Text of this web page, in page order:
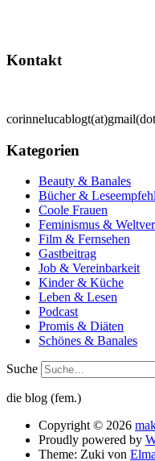
Kontakt
Kategorien
Beauty & Banales
Bücher &
Coole Frauen
Feminismus &
Film & Fernsehen
Gastbeitrag
Job & Vereinbarkeit
Kinder & Küche
Leben & Lesen
Podcast
Promis & Diäten
Schönes & Banales
Suche
die blog (fem.)
Copyright © 2026
Proudly powered by
Theme: Zuki von